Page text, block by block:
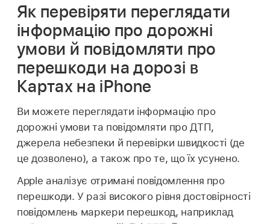
Як перевіряти переглядати
інформацію про дорожні
умови й повідомляти про
перешкоди на дорозі в
Картах на iPhone
Ви можете переглядати інформацію про
дорожні умови та повідомляти про ДТП,
джерела небезпеки й перевірки швидкості (де
це дозволено), а також про те, що їх усунено.
Apple аналізує отримані повідомлення про
перешкоди. У разі високого рівня достовірності
повідомлень маркери перешкод, наприклад